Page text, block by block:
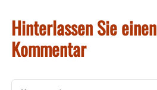
Hinterlassen Sie einen
Kommentar